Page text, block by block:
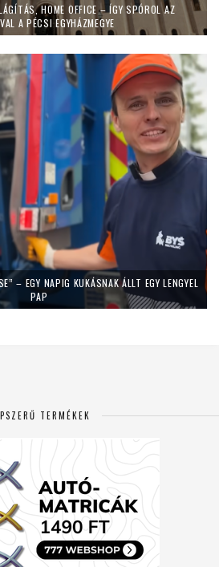
HOME OFFICE – ÍGY SPÓROL AZ
A PÉCSI EGYHÁZMEGYE
– EGY NAPIG KUKÁSNAK ÁLLT EGY LENGYEL
PAP
TERMÉKEK